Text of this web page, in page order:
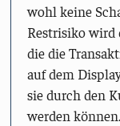
wohl keine
Restrisiko wird
die die
auf dem
sie durch den
werden